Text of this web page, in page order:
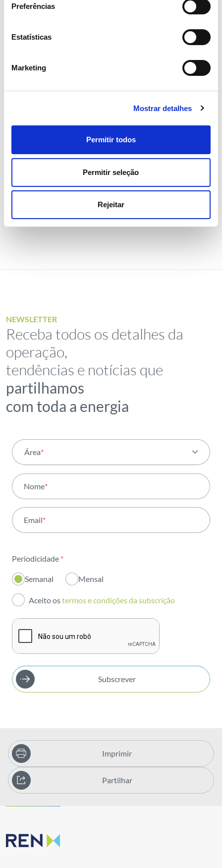
Preferências
Estatísticas
Marketing
Mostrar detalhes
Permitir todos
Permitir seleção
Rejeitar
com larga maioria
Institucional
NEWSLETTER
Receba todos os detalhes da
operação,
tendências e notícias que
partilhamos
com toda a energia
Área*
Atividade
Institucional
Inovação
Investidores
Publicações
Nome*
Email*
Periodicidade *
Semanal Mensal
Aceito ostermos e condições da subscrição
Subscrever
Imprimir
Partilhar